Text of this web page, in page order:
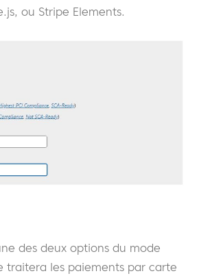
ou Stripe Elements.
des deux options du mode
traitera les paiements par carte